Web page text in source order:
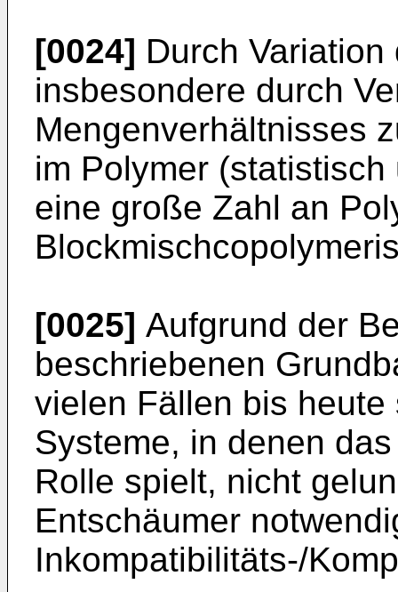
[0024] Durch
insbesondere durch
Mengenverhältnisses
im Polymer
eine große Zahl an
[0025] Aufgrund der
beschriebenen
vielen Fällen bis
Systeme, in denen
Rolle spielt, nicht
Entschäumer
Inkompatibilitäts-/